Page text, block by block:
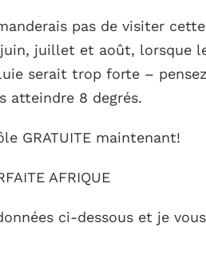
pas de visiter
juillet et août, lorsque
serait trop forte –
atteindre 8 degrés.
GRATUITE maintenant!
AFRIQUE
ci-dessous et je